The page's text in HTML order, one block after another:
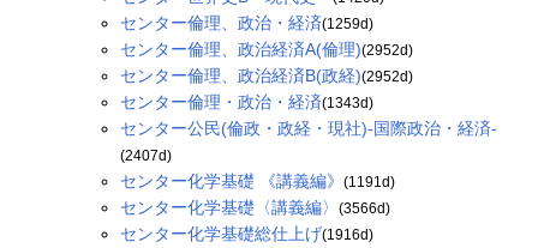
センター倫理、政治・経済(1259d)
センター倫理、政治経済A(倫理)(2952d)
センター倫理、政治経済B(政経)(2952d)
センター倫理・政治・経済(1343d)
センター公民(倫政・政経・現社)-国際政治・経済-
(2407d)
センター化学基礎 《講義編》 (1191d)
センター化学基礎〈講義編〉 (3566d)
センター化学基礎総仕上げ(1916d)